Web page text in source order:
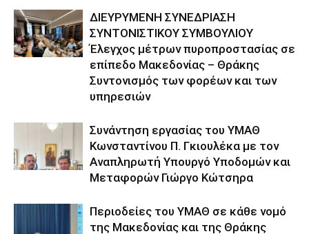
ΔΙΕΥΡΥΜΕΝΗ ΣΥΝΕΔΡΙΑΣΗ
ΣΥΝΤΟΝΙΣΤΙΚΟΥ ΣΥΜΒΟΥΛΙΟΥ
Έλεγχος μέτρων πυροπροστασίας σε
επίπεδο Μακεδονίας – Θράκης
Συντονισμός των φορέων και των
υπηρεσιών
Συνάντηση εργασίας του ΥΜΑΘ
Κωνσταντίνου Π. Γκιουλέκα με τον
Αναπληρωτή Υπουργό Υποδομών και
Μεταφορών Γιώργο Κώτσηρα
Περιοδείες του ΥΜΑΘ σε κάθε νομό
της Μακεδονίας και της Θράκης